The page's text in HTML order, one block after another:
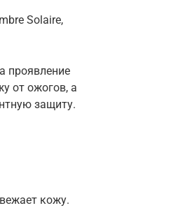
Solaire,
проявление
от ожогов, а
защиту.
кожу.